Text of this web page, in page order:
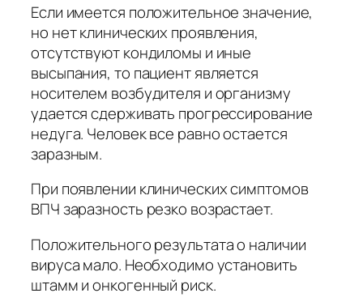
Если имеется положительное значение,
но нет клинических проявления,
отсутствуют кондиломы и иные
высыпания, то пациент является
носителем возбудителя и организму
удается сдерживать прогрессирование
недуга. Человек все равно остается
заразным.
При появлении клинических симптомов
ВПЧ заразность резко возрастает.
Положительного результата о наличии
вируса мало. Необходимо установить
штамм и онкогенный риск.